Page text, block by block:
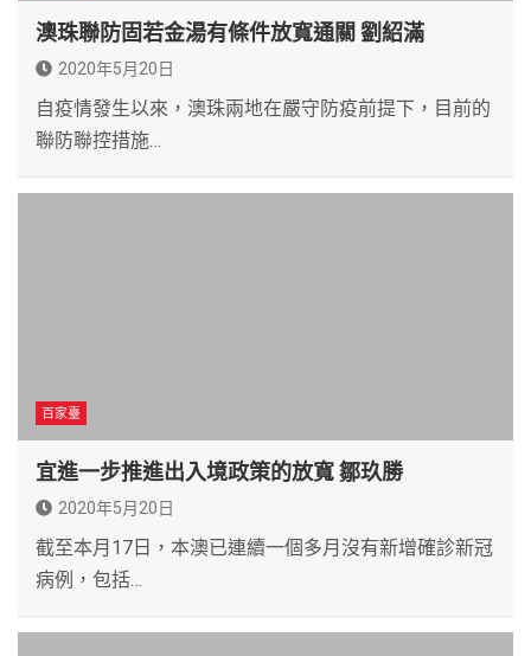
澳珠聯防固若金湯有條件放寬通關 劉紹滿
2020年5月20日
自疫情發生以來，澳珠兩地在嚴守防疫前提下，目前的
聯防聯控措施…
百家臺
宜進一步推進出入境政策的放寬 鄒玖勝
2020年5月20日
截至本月17日，本澳已連續一個多月沒有新增確診新冠
病例，包括…